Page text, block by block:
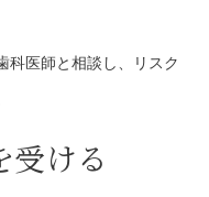
科医師と相談し、リスク
受ける